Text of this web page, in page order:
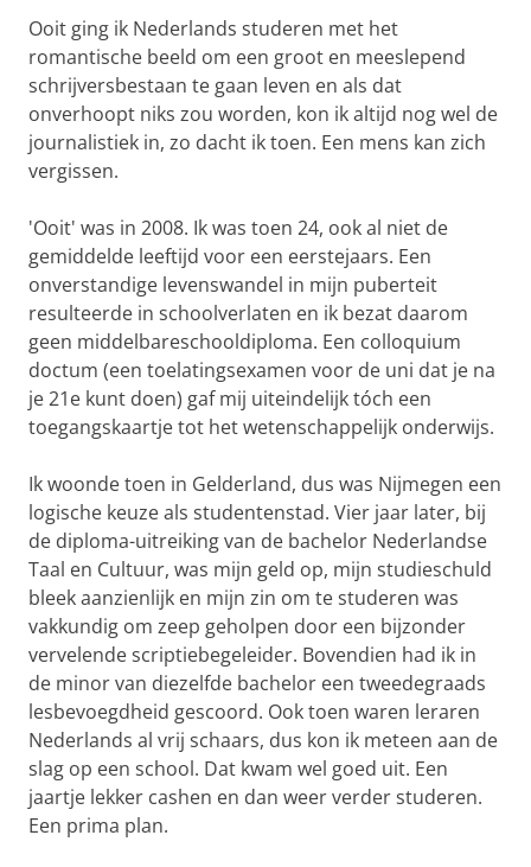
Ooit ging ik Nederlands studeren met het
romantische beeld om een groot en meeslepend
schrijversbestaan te gaan leven en als dat
onverhoopt niks zou worden, kon ik altijd nog wel de
journalistiek in, zo dacht ik toen. Een mens kan zich
vergissen.
'Ooit' was in 2008. Ik was toen 24, ook al niet de
gemiddelde leeftijd voor een eerstejaars. Een
onverstandige levenswandel in mijn puberteit
resulteerde in schoolverlaten en ik bezat daarom
geen middelbareschooldiploma. Een colloquium
doctum (een toelatingsexamen voor de uni dat je na
je 21e kunt doen) gaf mij uiteindelijk tóch een
toegangskaartje tot het wetenschappelijk onderwijs.
Ik woonde toen in Gelderland, dus was Nijmegen een
logische keuze als studentenstad. Vier jaar later, bij
de diploma-uitreiking van de bachelor Nederlandse
Taal en Cultuur, was mijn geld op, mijn studieschuld
bleek aanzienlijk en mijn zin om te studeren was
vakkundig om zeep geholpen door een bijzonder
vervelende scriptiebegeleider. Bovendien had ik in
de minor van diezelfde bachelor een tweedegraads
lesbevoegdheid gescoord. Ook toen waren leraren
Nederlands al vrij schaars, dus kon ik meteen aan de
slag op een school. Dat kwam wel goed uit. Een
jaartje lekker cashen en dan weer verder studeren.
Een prima plan.